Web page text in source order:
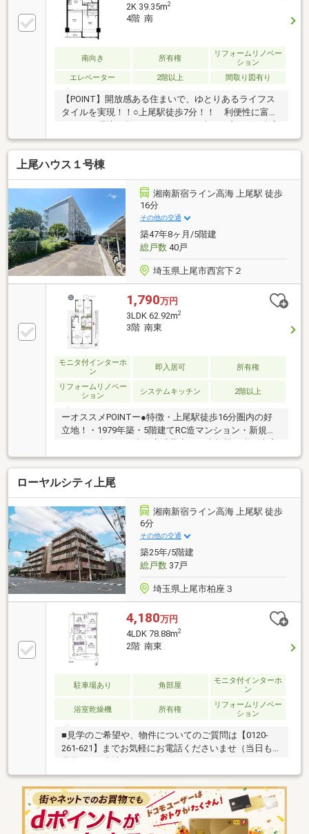
2K 39.35m2
4階 南
南向き 所有権
リフォームリノベー
ション
エレベーター
2階以上 間取り図有り
【POINT】開放感ある住まいで、ゆとりあるライフス
タイルを実現！！○上尾駅徒歩7分！！ 利便性に富む
リフォーム予定！ 新築気分で新生活をスタート☆
クローゼット新設します。〇日々のお買い物に便利な
施設が揃っています。〇電車を利用する方にも、車を
利用する方にも 便利な立地です！〇深夜営業のスー
パーまで徒歩約8分♪○エレベーターございます
◎■【0120-22-8282】へお気軽にお問い合わせくださ
い■■【ララハウス 大宮支店】で検索♪ 最新情報
を毎日更新中です！ 弊社ホームページをご利用く
ださいませ☆☆
上尾ハウス１号棟
湘南新宿ライン高海 上尾駅 徒歩
16分
その他の交通
築47年8ヶ月/5階建
総戸数40戸
埼玉県上尾市西宮下２
1,790万円
3LDK 62.92m2
3階 南東
モニタ付インターホ
ン
即入居可 所有権
リフォームリノベー
ション
システムキッチン 2階以上
ーオススメPOINTー●特徴・上尾駅徒歩16分圏内の好
立地！・1979年築・5階建てRC造マンション・新規リ
施済（令和5年1月頃）●周辺環境・イオンモール上尾
徒歩10分・鴨川小学校徒歩9分・南中学校徒歩13分♪◆
随時現地へのご案内受付中です♪ 写真では伝わらな
い雰囲気をぜひ現地でご覧ください！ 「いまから見
たい！」など、当日のご連絡も大歓迎です！◆ご希望
の条件を遠慮なくお話し下さい。◆電車でお越しの
方、現地までの行き方が不安という方、 ご希望ござ
いましたら付近までお迎えにあがります。 お気軽に
ご相談下さい☆
ローヤルシティ上尾
湘南新宿ライン高海 上尾駅 徒歩
6分
その他の交通
築25年/5階建
総戸数37戸
埼玉県上尾市柏座３
4,180万円
4LDK 78.88m2
2階 南東
駐車場あり 角部屋
モニタ付インターホ
ン
浴室乾燥機 所有権
リフォームリノベー
ション
■見学のご希望や、物件についてのご質問は【0120-
261-621】までお気軽にお電話くださいませ（当日も
ス（東証プライム上場）のグループ会社です○令和8年
4月10日 リフォーム済み『アフターサービス保証
付』 ＊ 特典 ＊給排水設備・水廻りなどのアフタ
ーサービス期間を“2年→最長10年”に延長いたします。
詳細はお問い合わせください。※本特典は、予告なく